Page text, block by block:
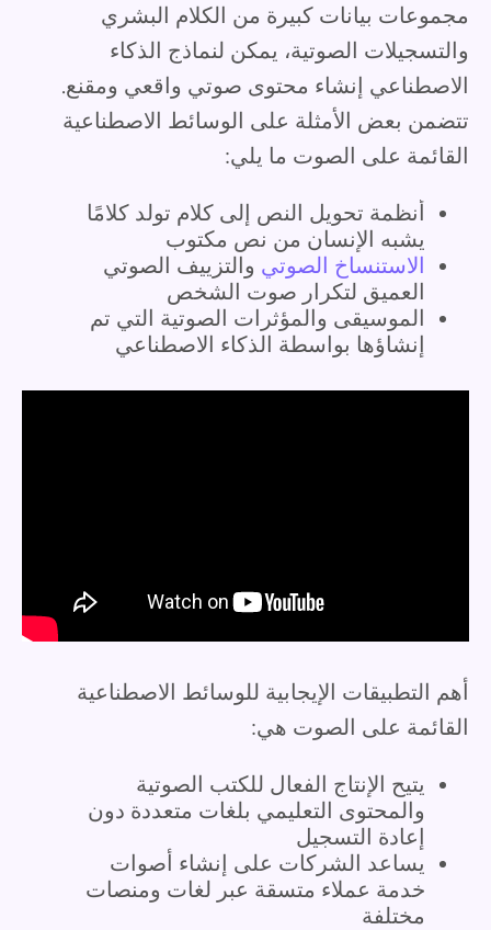
مجموعات بيانات كبيرة من الكلام البشري
والتسجيلات الصوتية، يمكن لنماذج الذكاء
الاصطناعي إنشاء محتوى صوتي واقعي ومقنع.
تتضمن بعض الأمثلة على الوسائط الاصطناعية
القائمة على الصوت ما يلي:
أنظمة تحويل النص إلى كلام تولد كلامًا
يشبه الإنسان من نص مكتوب
الاستنساخ الصوتي والتزييف الصوتي
العميق لتكرار صوت الشخص
الموسيقى والمؤثرات الصوتية التي تم
إنشاؤها بواسطة الذكاء الاصطناعي
أهم التطبيقات الإيجابية للوسائط الاصطناعية
القائمة على الصوت هي:
يتيح الإنتاج الفعال للكتب الصوتية
والمحتوى التعليمي بلغات متعددة دون
إعادة التسجيل
يساعد الشركات على إنشاء أصوات
خدمة عملاء متسقة عبر لغات ومنصات
مختلفة